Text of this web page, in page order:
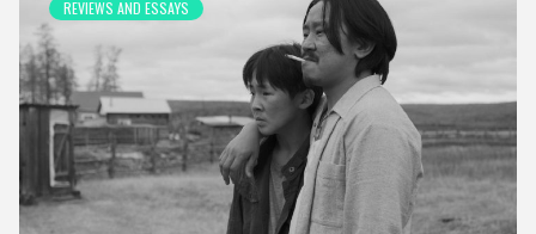
REVIEWS AND ESSAYS